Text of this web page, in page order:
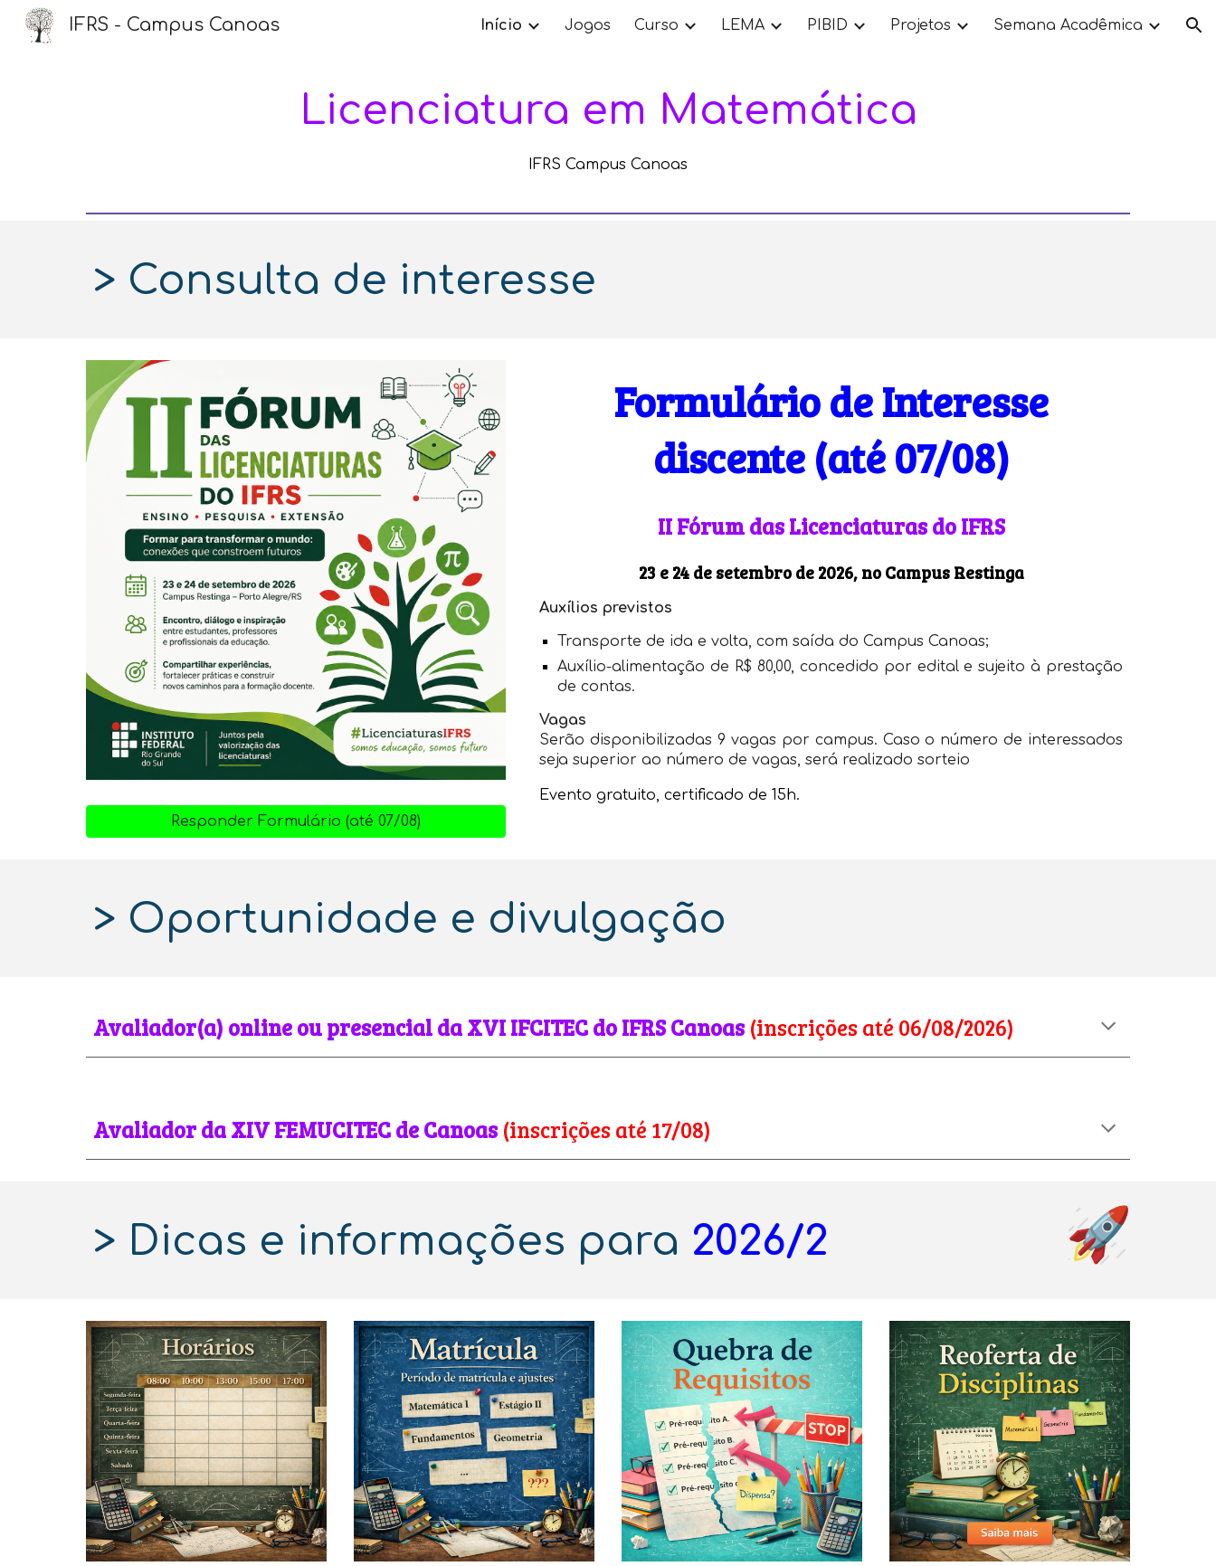
Skip to main content Skip to navigation
IFRS - Campus Canoas Início Jogos Curso LEMA PIBID Projetos Semana Acadêmica
Licenciatura em Matemática
IFRS Campus Canoas
> Consulta de interesse
Responder Formulário (até 07/08)
Formulário de Interesse
discente (até 07/08)
II Fórum das Licenciaturas do IFRS
23 e 24 de setembro de 2026, no Campus Restinga
Auxílios previstos
Transporte de ida e volta, com saída do Campus Canoas;
Auxílio-alimentação de R$ 80,00, concedido por edital e sujeito à prestação
de contas.
Vagas
Serão disponibilizadas 9 vagas por campus. Caso o número de interessados
seja superior ao número de vagas, será realizado sorteio
Eventogratuito, certificado de 15h.
> Oportunidade e divulgação
Avaliador(a) online ou presencial da XVI IFCITEC doIFRS Canoas (inscrições até 06/08/2026)
Avaliador da XIV FEMUCITEC de Canoas (inscrições até 17/08)
> Dicas e informações para 2026/2